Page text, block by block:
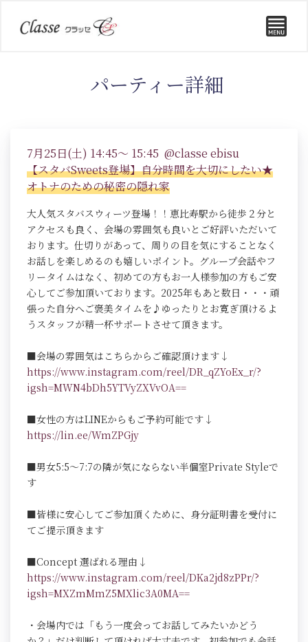
パーティー詳細
7月25日(土) 14:45～ 15:45 @classe ebisu
【スタバSweets登場】自分時間を大切にしたい★
オトナのための秘密の隠れ家
大人気スタバスウィーツ登場！！恵比寿駅から徒歩２分と
アクセスも良く、会場の雰囲気も良いとご好評いただいて
おります。仕切りがあって、周りの目を気にすることなく
お話しを楽しめるのも嬉しいポイント。グループ会話やフ
リータイムはなく、初めての方もお一人様参加の方もご安
心してご参加頂いております。2025年もあと数日・・・頑
張った自分へご褒美タイムを♪ゆったりとお寛ぎ頂けるよ
うスタッフが精一杯サポートさせて頂きます。
■会場の雰囲気はこちらからご確認頂けます↓
https://www.instagram.com/reel/DR_qZYoEx_r/?
igsh=MWN4bDh5YTVyZXVvOA==
■女性の方はLINEからもご予約可能です↓
https://lin.ee/WmZPGjy
■男女5:5～7:7の隣が気にならない半個室Private Styleで
す
■皆様に安心してご参加頂くために、身分証明書を受付に
てご提示頂きます
■Concept 選ばれる理由↓
https://www.instagram.com/reel/DKa2jd8zPPr/?
igsh=MXZmMmZ5MXlic3A0MA==
・会場内では「もう一度会ってお話してみたいかどう